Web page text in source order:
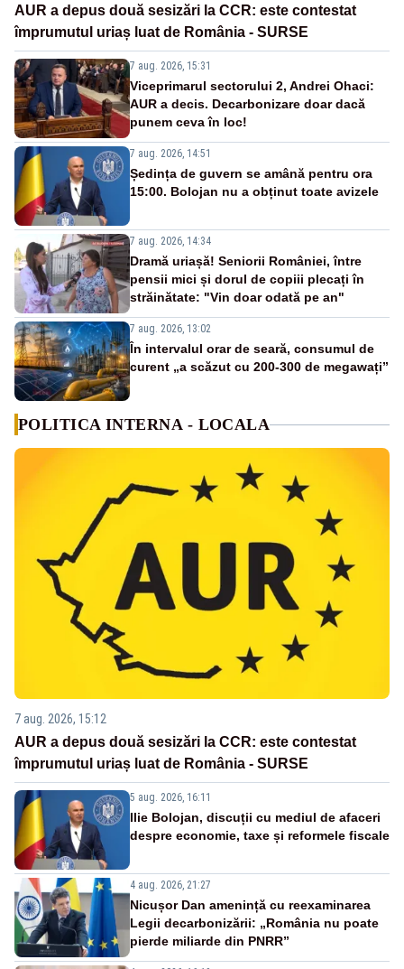
AUR a depus două sesizări la CCR: este contestat
împrumutul uriaș luat de România - SURSE
7 aug. 2026, 15:31
Viceprimarul sectorului 2, Andrei Ohaci:
AUR a decis. Decarbonizare doar dacă
punem ceva în loc!
7 aug. 2026, 14:51
Ședința de guvern se amână pentru ora
15:00. Bolojan nu a obținut toate avizele
7 aug. 2026, 14:34
Dramă uriașă! Seniorii României, între
pensii mici și dorul de copiii plecați în
străinătate: "Vin doar odată pe an"
7 aug. 2026, 13:02
În intervalul orar de seară, consumul de
curent „a scăzut cu 200-300 de megawați”
POLITICA INTERNA - LOCALA
7 aug. 2026, 15:12
AUR a depus două sesizări la CCR: este contestat
împrumutul uriaș luat de România - SURSE
5 aug. 2026, 16:11
Ilie Bolojan, discuții cu mediul de afaceri
despre economie, taxe și reformele fiscale
4 aug. 2026, 21:27
Nicușor Dan amenință cu reexaminarea
Legii decarbonizării: „România nu poate
pierde miliarde din PNRR”